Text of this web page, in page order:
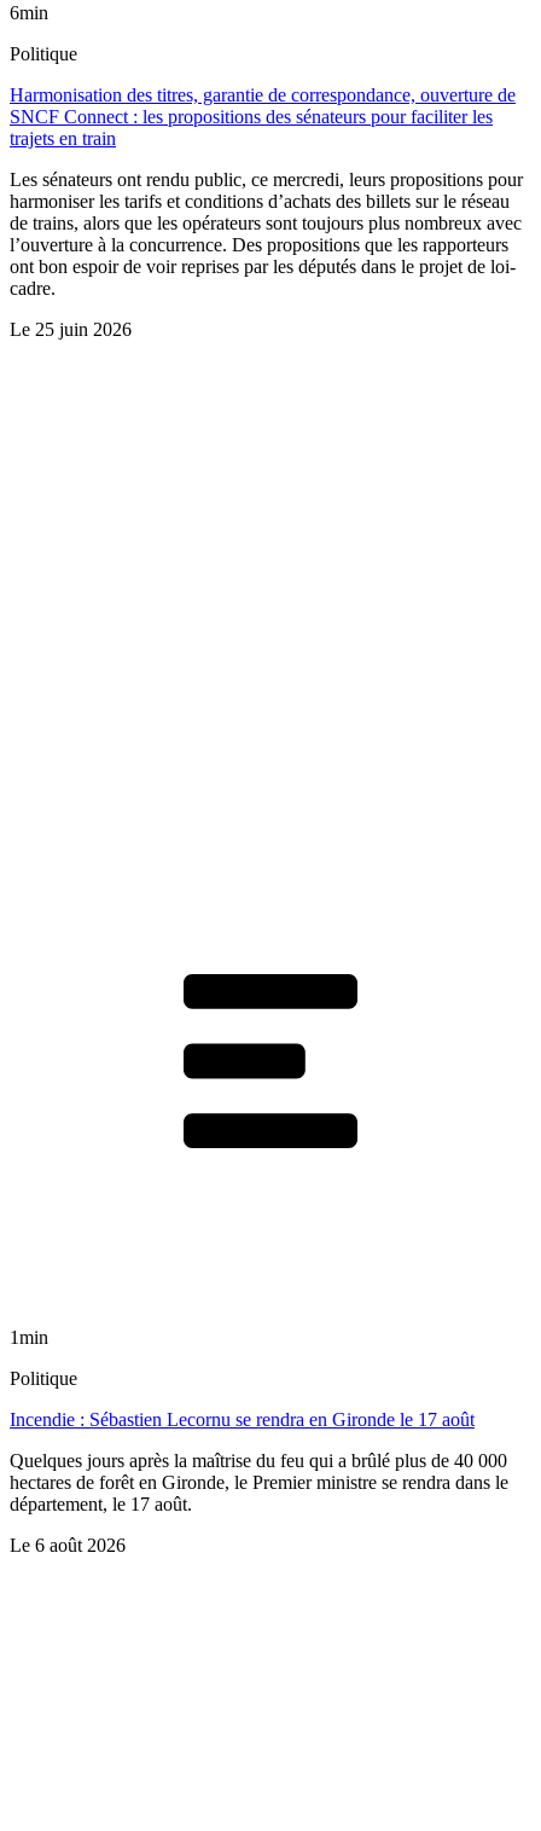
6min
Politique
Harmonisation des titres, garantie de correspondance, ouverture de
SNCF Connect : les propositions des sénateurs pour faciliter les
trajets en train
Les sénateurs ont rendu public, ce mercredi, leurs propositions pour
harmoniser les tarifs et conditions d’achats des billets sur le réseau
de trains, alors que les opérateurs sont toujours plus nombreux avec
l’ouverture à la concurrence. Des propositions que les rapporteurs
ont bon espoir de voir reprises par les députés dans le projet de loi-
cadre.
Le 25 juin 2026
1min
Politique
Incendie : Sébastien Lecornu se rendra en Gironde le 17 août
Quelques jours après la maîtrise du feu qui a brûlé plus de 40 000
hectares de forêt en Gironde, le Premier ministre se rendra dans le
département, le 17 août.
Le 6 août 2026